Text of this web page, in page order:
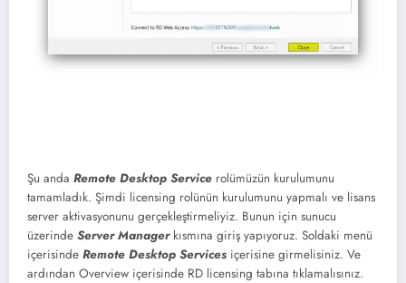
Şu anda Remote Desktop Service rolümüzün kurulumunu
tamamladık. Şimdi licensing rolünün kurulumunu yapmalı ve lisans
server aktivasyonunu gerçekleştirmeliyiz. Bunun için sunucu
üzerinde Server Manager kısmına giriş yapıyoruz. Soldaki menü
içerisinde Remote Desktop Services içerisine girmelisiniz. Ve
ardından Overview içerisinde RD licensing tabına tıklamalısınız.